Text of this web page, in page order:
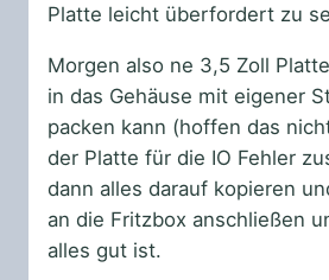
Platte leicht überfordert zu
Morgen also ne 3,5 Zoll
in das Gehäuse mit eigener
packen kann (hoffen das
der Platte für die IO Fehler
dann alles darauf kopieren
an die Fritzbox anschließen
alles gut ist.